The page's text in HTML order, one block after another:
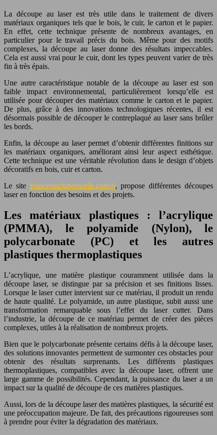
La découpe au laser est très utile dans le traitement de divers
matériaux organiques tels que le bois, le cuir, le carton et le papier.
En effet, cette technique présente de nombreux avantages, en
particulier pour le travail précis du bois. Même pour des motifs
complexes, la découpe au laser donne des résultats impeccables.
Cela est aussi vrai pour le cuir, dont les types peuvent varier de très
fin à très épais.
Une autre caractéristique notable de la découpe au laser est son
faible impact environnemental, particulièrement lorsqu’elle est
utilisée pour découper des matériaux comme le carton et le papier.
De plus, grâce à des innovations technologiques récentes, il est
désormais possible de découper le contreplaqué au laser sans brûler
les bords.
Enfin, la découpe au laser permet d’obtenir différentes finitions sur
les matériaux organiques, améliorant ainsi leur aspect esthétique.
Cette technique est une véritable révolution dans le design d’objets
décoratifs en bois, cuir et carton.
Le site francemachinesoutils.com/fr, propose différentes découpes
laser en fonction des besoins et des projets.
Les matériaux plastiques : l’acrylique
(PMMA), le polyamide (Nylon), le
polycarbonate (PC) et les autres
plastiques thermoplastiques
L’acrylique, une matière plastique couramment utilisée dans la
découpe laser, se distingue par sa précision et ses finitions lisses.
Lorsque le laser cutter intervient sur ce matériau, il produit un rendu
de haute qualité. Le polyamide, un autre plastique, subit aussi une
transformation remarquable sous l’effet du laser cutter. Dans
l’industrie, la découpe de ce matériau permet de créer des pièces
complexes, utiles à la réalisation de nombreux projets.
Bien que le polycarbonate présente certains défis à la découpe laser,
des solutions innovantes permettent de surmonter ces obstacles pour
obtenir des résultats surprenants. Les différents plastiques
thermoplastiques, compatibles avec la découpe laser, offrent une
large gamme de possibilités. Cependant, la puissance du laser a un
impact sur la qualité de découpe de ces matières plastiques.
Aussi, lors de la découpe laser des matières plastiques, la sécurité est
une préoccupation majeure. De fait, des précautions rigoureuses sont
à prendre pour éviter la dégradation des matériaux.